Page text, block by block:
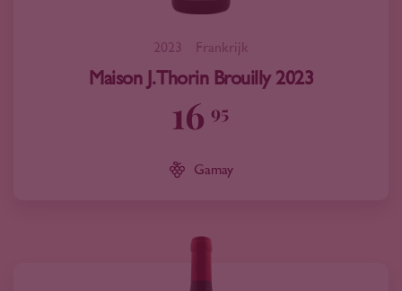
2023 Frankrijk
Maison J. Thorin Brouilly 2023
16 95
Gamay